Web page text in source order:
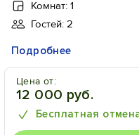
Комнат: 1
Гостей: 2
Подробнее
Цена от:
12 000 руб.
Бесплатная